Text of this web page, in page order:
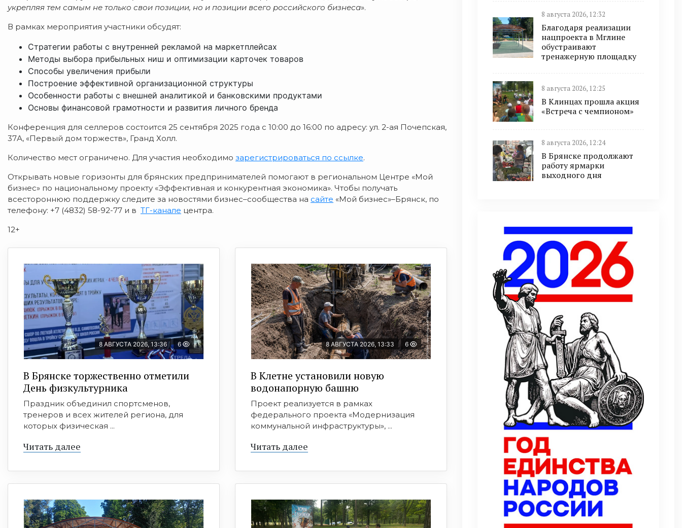
укрепляя тем самым не только свои позиции, но и позиции всего российского бизнеса».
В рамках мероприятия участники обсудят:
Стратегии работы с внутренней рекламой на маркетплейсах
Методы выбора прибыльных ниш и оптимизации карточек товаров
Способы увеличения прибыли
Построение эффективной организационной структуры
Особенности работы с внешней аналитикой и банковскими продуктами
Основы финансовой грамотности и развития личного бренда
Конференция для селлеров состоится 25 сентября 2025 года с 10:00 до 16:00 по адресу: ул. 2-ая Почепская,
37А, «Первый дом торжеств», Гранд Холл.
Количество мест ограничено. Для участия необходимо зарегистрироваться по ссылке.
Открывать новые горизонты для брянских предпринимателей помогают в региональном Центре «Мой
бизнес» по национальному проекту «Эффективная и конкурентная экономика». Чтобы получать
всестороннюю поддержку следите за новостями бизнес–сообщества на сайте «Мой бизнес»–Брянск, по
телефону: +7 (4832) 58-92-77 и в ТГ-канале центра.
12+
8 АВГУСТА 2026, 13:36 6
В Брянске торжественно отметили
День физкультурника
Праздник объединил спортсменов,
тренеров и всех жителей региона, для
которых физическая ...
Читать далее
8 АВГУСТА 2026, 13:33 6
В Клетне установили новую
водонапорную башню
Проект реализуется в рамках
федерального проекта «Модернизация
коммунальной инфраструктуры», ...
Читать далее
8 августа 2026, 12:32
Благодаря реализации
нацпроекта в Мглине
обустраивают
тренажерную площадку
8 августа 2026, 12:25
В Клинцах прошла акция
«Встреча с чемпионом»
8 августа 2026, 12:24
В Брянске продолжают
работу ярмарки
выходного дня